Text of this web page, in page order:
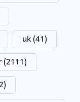
uk (41)
(2111)